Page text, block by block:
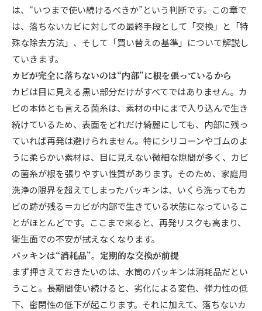
は、“いつまで使い続けるべきか”という判断です。この章で
は、落ちないカビに対しての最終手段として「交換」と「特
殊な除去方法」、そして「買い替えの基準」について解説し
ていきます。
カビが完全に落ちないのは“内部”に根を張っているから
カビは目に見える黒い部分だけがすべてではありません。カ
ビの本体とも言える菌糸は、素材の中にまで入り込んで生き
続けているため、表面をどれだけ綺麗にしても、内部に残っ
ていれば再発は避けられません。特にシリコーンやゴムのよ
うに柔らかい素材は、目に見えない微細な隙間が多く、カビ
の菌糸が根を張りやすい性質があります。そのため、家庭用
洗浄の限界を超えてしまったパッキンは、いくら洗ってもカ
ビの跡が残る＝カビが内部で生きている状態になっているこ
とがほとんどです。ここまで来ると、再発リスクも高まり、
衛生面での不安が拭えなくなります。
パッキンは“消耗品”。定期的な交換が前提
まず押さえておきたいのは、水筒のパッキンは消耗品だとい
うこと。長期間使い続けると、劣化による変色、弾力性の低
下、密閉性の低下が起こります。それに加えて、落ちないカ